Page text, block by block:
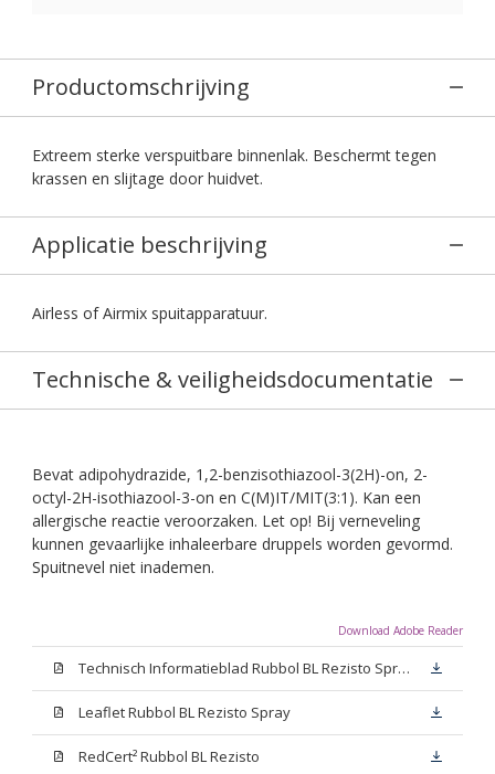
Productomschrijving
Extreem sterke verspuitbare binnenlak. Beschermt tegen
krassen en slijtage door huidvet.
Applicatie beschrijving
Airless of Airmix spuitapparatuur.
Technische & veiligheidsdocumentatie
Bevat adipohydrazide, 1,2-benzisothiazool-3(2H)-on, 2-
octyl-2H-isothiazool-3-on en C(M)IT/MIT(3:1). Kan een
allergische reactie veroorzaken. Let op! Bij verneveling
kunnen gevaarlijke inhaleerbare druppels worden gevormd.
Spuitnevel niet inademen.
Download Adobe Reader
Technisch Informatieblad Rubbol BL Rezisto Spray (PDF)
Leaflet Rubbol BL Rezisto Spray
RedCert² Rubbol BL Rezisto